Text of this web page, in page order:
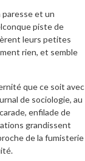
paresse et un
piste de
leurs petites
rien, et semble
que ce soit avec
de sociologie, au
enfilade de
grandissent
de la fumisterie